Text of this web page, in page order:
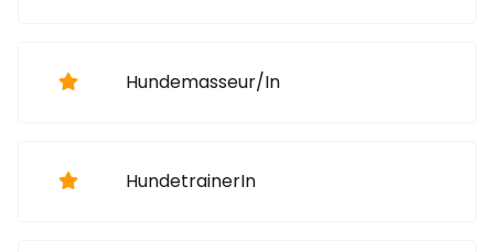
Hundemasseur/In
HundetrainerIn